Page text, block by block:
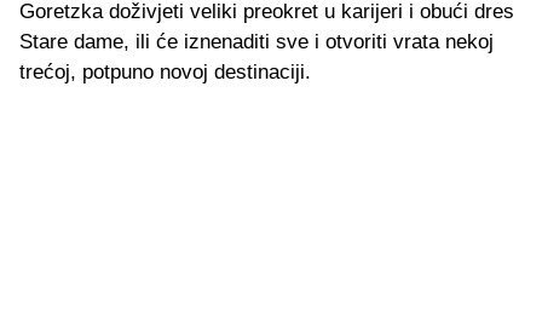
Goretzka doživjeti veliki preokret u karijeri i obući dres
Stare dame, ili će iznenaditi sve i otvoriti vrata nekoj
trećoj, potpuno novoj destinaciji.